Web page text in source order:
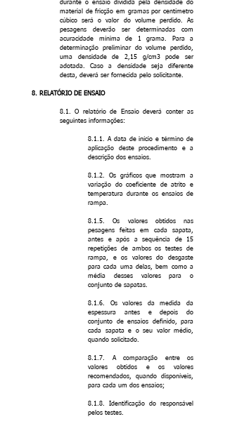
durante o ensaio dividida pela densidade do
material de fricção em gramas por centímetro
cúbico será o valor do volume perdido. As
pesagens deverão ser determinadas com
acuracidade mínima de 1 grama. Para a
determinação preliminar do volume perdido,
uma densidade de 2,15 g/cm3 pode ser
adotada. Caso a densidade seja diferente
desta, deverá ser fornecida pelo solicitante.
8. RELATÓRIO DE ENSAIO
8.1. O relatório de Ensaio deverá conter as
seguintes informações:
8.1.1. A data de início e término de
aplicação deste procedimento e a
descrição dos ensaios.
8.1.2. Os gráficos que mostram a
variação do coeficiente de atrito e
temperatura durante os ensaios de
rampa.
8.1.5. Os valores obtidos nas
pesagens feitas em cada sapata,
antes e após a sequência de 15
repetições de ambos os testes de
rampa, e os valores do desgaste
para cada uma delas, bem como a
média desses valores para o
conjunto de sapatas.
8.1.6. Os valores da medida da
espessura antes e depois do
conjunto de ensaios definido, para
cada sapata e o seu valor médio,
quando solicitado.
8.1.7. A comparação entre os
valores obtidos e os valores
recomendados, quando disponíveis,
para cada um dos ensaios;
8.1.8. Identificação do responsável
pelos testes.